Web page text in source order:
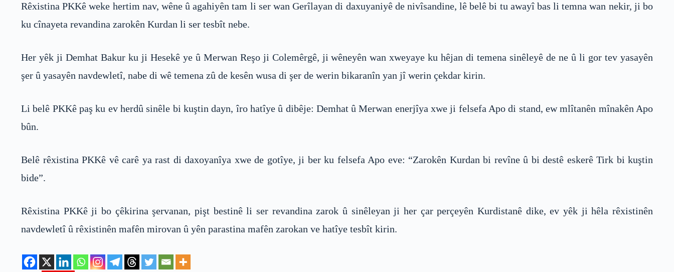
Rêxistina PKKê weke hertim nav, wêne û agahiyên tam li ser wan Gerîlayan di daxuyaniyê de nivîsandine, lê belê bi tu awayî bas li temna wan nekir, ji bo
ku cînayeta revandina zarokên Kurdan li ser tesbît nebe.
Her yêk ji Demhat Bakur ku ji Hesekê ye û Merwan Reşo ji Colemêrgê, ji wêneyên wan xweyaye ku hêjan di temena sinêleyê de ne û li gor tev yasayên
şer û yasayên navdewletî, nabe di wê temena zû de kesên wusa di şer de werin bikaranîn yan jî werin çekdar kirin.
Li belê PKKê paş ku ev herdû sinêle bi kuştin dayn, îro hatîye û dibêje: Demhat û Merwan enerjîya xwe ji felsefa Apo di stand, ew mlîtanên mînakên Apo
bûn.
Belê rêxistina PKKê vê carê ya rast di daxoyanîya xwe de gotîye, ji ber ku felsefa Apo eve: “Zarokên Kurdan bi revîne û bi destê eskerê Tirk bi kuştin
bide”.
Rêxistina PKKê ji bo çêkirina şervanan, pişt bestinê li ser revandina zarok û sinêleyan ji her çar perçeyên Kurdistanê dike, ev yêk ji hêla rêxistinên
navdewletî û rêxistinên mafên mirovan û yên parastina mafên zarokan ve hatîye tesbît kirin.